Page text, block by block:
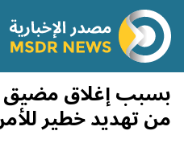
بسبب إغلاق مضيق
من تهديد خطير